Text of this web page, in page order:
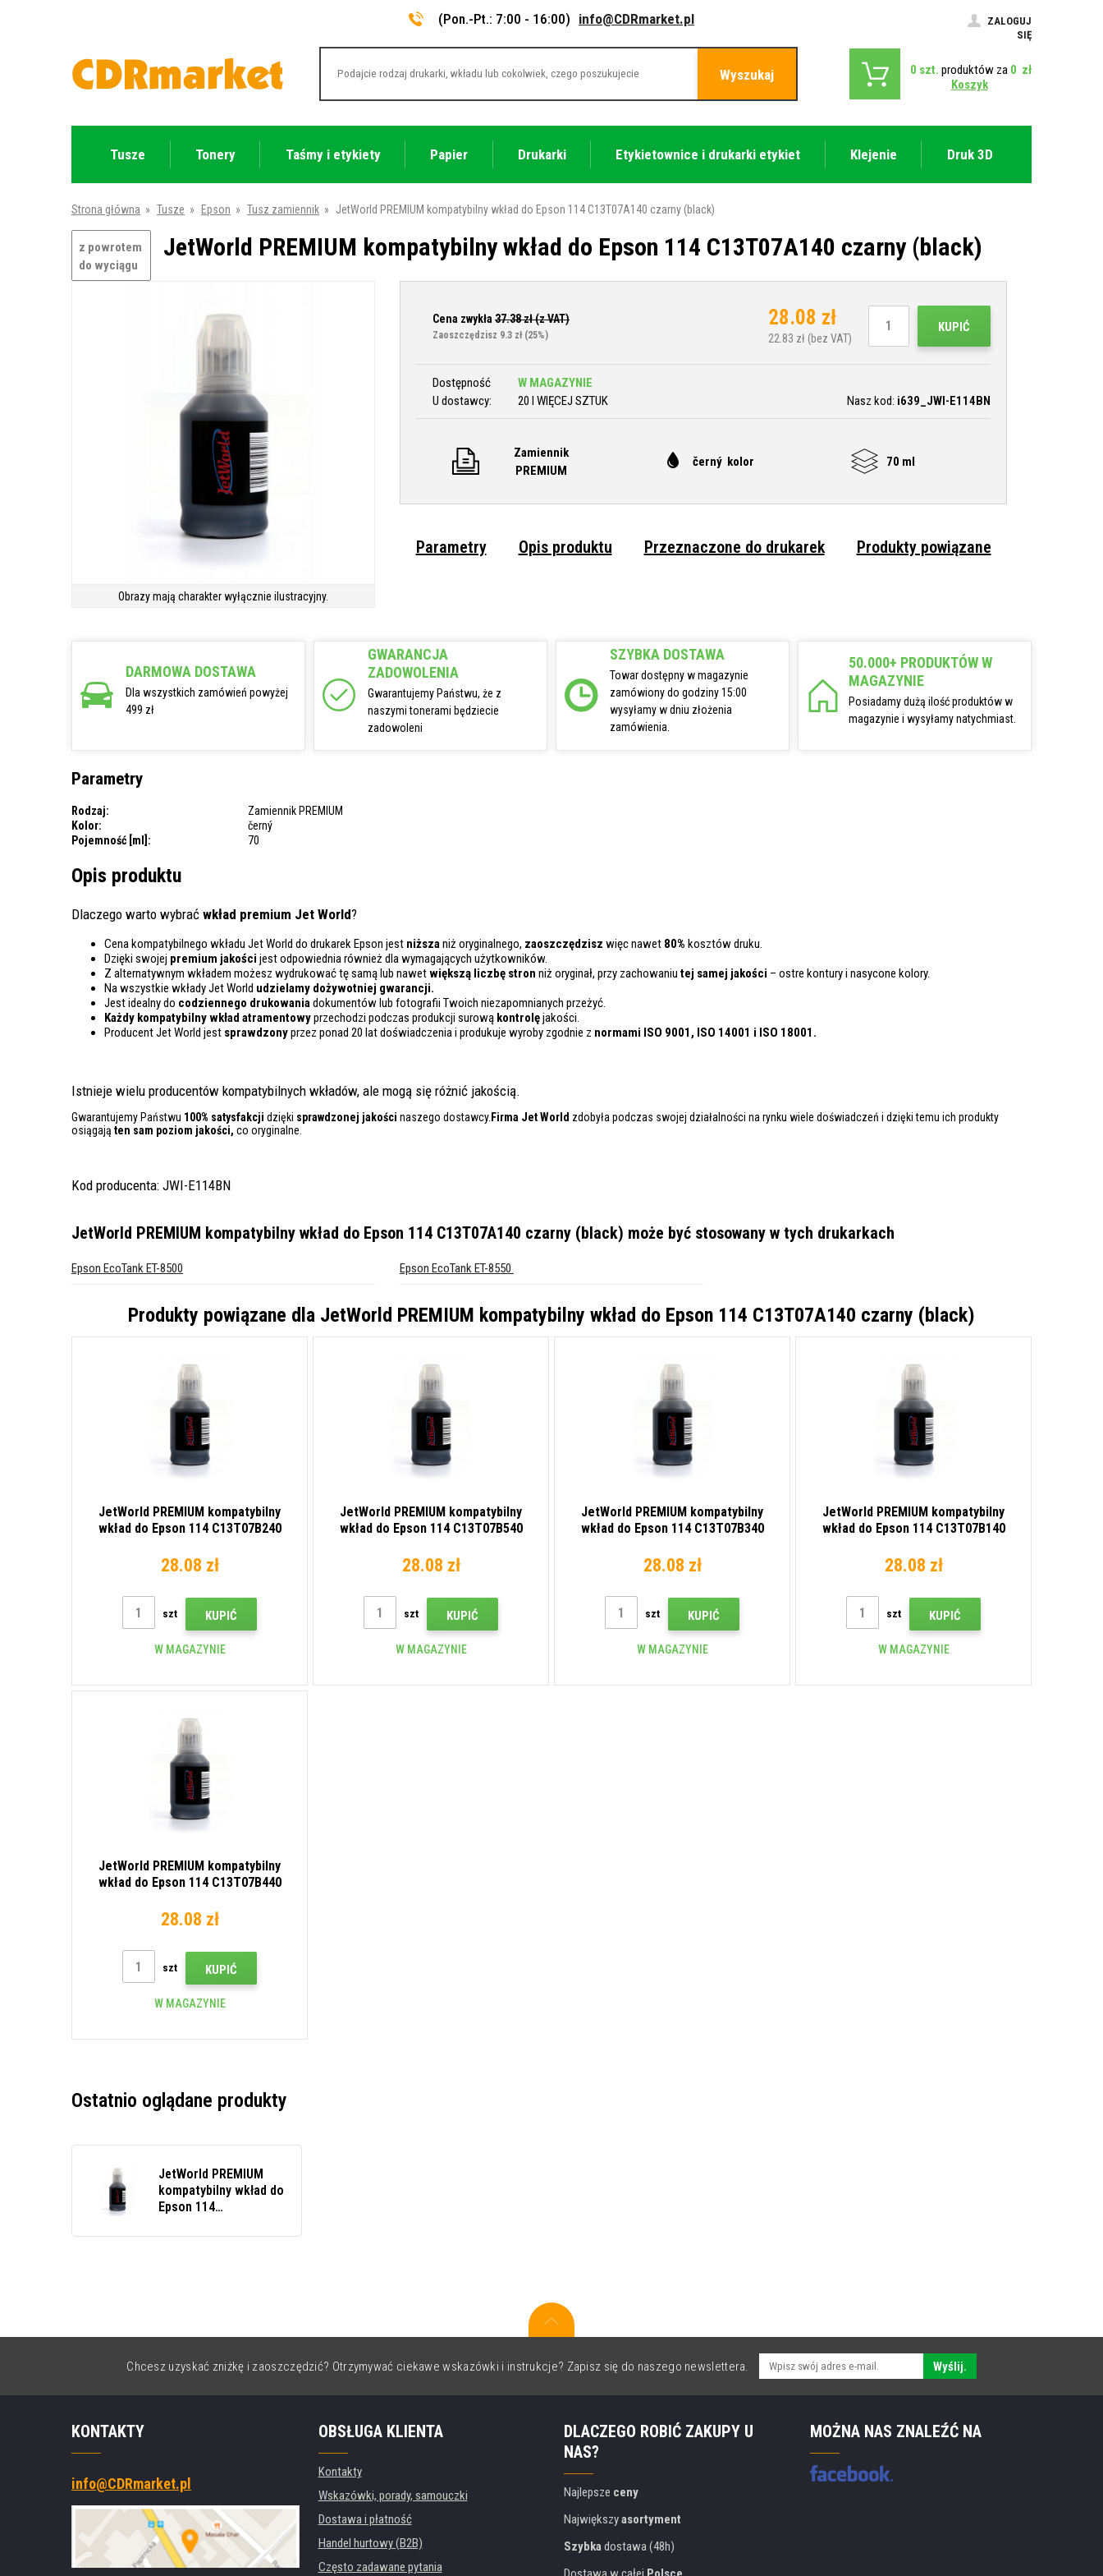
(Pon.-Pt.: 7:00 - 16:00) info@CDRmarket.pl
ZALOGUJ
SIĘ
Wyszukaj 0 szt. produktów za 0 zł
Koszyk
Tusze Tonery Taśmy i etykiety Papier Drukarki Etykietownice i drukarki etykiet Klejenie Druk 3D
Strona główna » Tusze » Epson » Tusz zamiennik » JetWorld PREMIUM kompatybilny wkład do Epson 114 C13T07A140 czarny (black)
z powrotem
do wyciągu
JetWorld PREMIUM kompatybilny wkład do Epson 114 C13T07A140 czarny (black)
Obrazy mają charakter wyłącznie ilustracyjny.
Cena zwykła 37.38zł (z VAT)
Zaoszczędzisz 9.3 zł (25%)
28.08 zł
22.83 zł (bez VAT)
KUPIĆ
Dostępność
W MAGAZYNIE
U dostawcy:
20 I WIĘCEJ SZTUK Nasz kod: i639_JWI-E114BN
Zamiennik
PREMIUM
černý kolor 70 ml
Parametry Opis produktu Przeznaczone do drukarek Produkty powiązane
DARMOWA DOSTAWA
Dla wszystkich zamówień powyżej
499 zł
GWARANCJA
ZADOWOLENIA
Gwarantujemy Państwu, że z
naszymi tonerami będziecie
zadowoleni
SZYBKA DOSTAWA
Towar dostępny w magazynie
zamówiony do godziny 15:00
wysyłamy w dniu złożenia
zamówienia.
50.000+ PRODUKTÓW W
MAGAZYNIE
Posiadamy dużą ilość produktów w
magazynie i wysyłamy natychmiast.
Parametry
Rodzaj:
Zamiennik PREMIUM
Kolor:
černý
Pojemność [ml]:
70
Opis produktu
Dlaczego warto wybrać wkład premium Jet World?
Cena kompatybilnego wkładu Jet World do drukarek Epson jest niższaniż oryginalnego, zaoszczędzisz więc nawet 80% kosztów druku.
Dzięki swojej premium jakości jest odpowiednia również dla wymagających użytkowników.
Z alternatywnym wkładem możesz wydrukować tę samą lub nawetwiększą liczbę stron niż oryginał, przy zachowaniu tej samej jakości – ostre kontury i nasycone kolory.
Na wszystkie wkłady Jet World udzielamy dożywotniej gwarancji.
Jest idealny do codziennego drukowaniadokumentów lub fotografii Twoich niezapomnianych przeżyć.
Każdy kompatybilny wkład atramentowyprzechodzi podczas produkcji surową kontrolęjakości.
Producent Jet World jest sprawdzonyprzez ponad 20 lat doświadczenia i produkuje wyroby zgodnie z normami ISO 9001, ISO 14001 i ISO 18001.
Istnieje wielu producentów kompatybilnych wkładów, ale mogą się różnić jakością.
Gwarantujemy Państwu 100% satysfakcji dzięki sprawdzonej jakości naszego dostawcy. Firma Jet World zdobyła podczas swojej działalności na rynku wiele doświadczeń i dzięki temu ich produkty
osiągają ten sam poziom jakości, co oryginalne.
Kod producenta: JWI-E114BN
JetWorld PREMIUM kompatybilny wkład do Epson 114 C13T07A140 czarny (black) może być stosowany w tych drukarkach
Epson EcoTank ET-8500 Epson EcoTank ET-8550
Produkty powiązane dla JetWorld PREMIUM kompatybilny wkład do Epson 114 C13T07A140 czarny (black)
JetWorld PREMIUM kompatybilny
wkład do Epson 114 C13T07B240
28.08 zł
szt KUPIĆ
W MAGAZYNIE
JetWorld PREMIUM kompatybilny
wkład do Epson 114 C13T07B540
28.08 zł
szt KUPIĆ
W MAGAZYNIE
JetWorld PREMIUM kompatybilny
wkład do Epson 114 C13T07B340
28.08 zł
szt KUPIĆ
W MAGAZYNIE
JetWorld PREMIUM kompatybilny
wkład do Epson 114 C13T07B140
28.08 zł
szt KUPIĆ
W MAGAZYNIE
JetWorld PREMIUM kompatybilny
wkład do Epson 114 C13T07B440
28.08 zł
szt KUPIĆ
W MAGAZYNIE
Ostatnio oglądane produkty
JetWorld PREMIUM
kompatybilny wkład do
Epson 114
(black)
Chcesz uzyskać zniżkę i zaoszczędzić? Otrzymywać ciekawe wskazówki i instrukcje? Zapisz się do naszego newslettera. Wyślij.
KONTAKTY
info@CDRmarket.pl
OBSŁUGA KLIENTA
Kontakty
Wskazówki, porady, samouczki
Dostawa i płatność
Handel hurtowy (B2B)
Często zadawane pytania
DLACZEGO ROBIĆ ZAKUPY U
NAS?
Najlepsze ceny
Największyasortyment
Szybkadostawa (48h)
MOŻNA NAS ZNALEŹĆ NA